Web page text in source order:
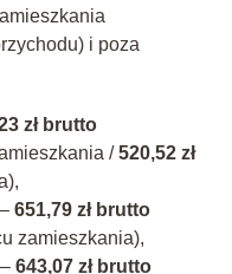
i poza
zł brutto
/520,52 zł
651,79 zł brutto
zamieszkania),
643,07 zł brutto